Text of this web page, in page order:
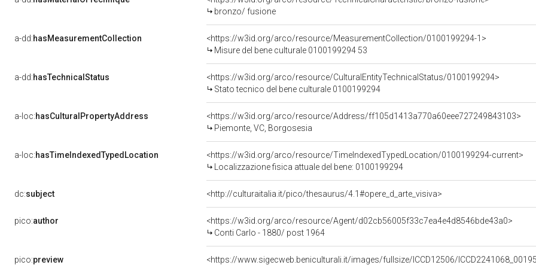
bronzo/ fusione
a-dd:hasMeasurementCollection
<https://w3id.org/arco/resource/MeasurementCollection/0100199294-1>
Misure del bene culturale 0100199294 53
a-dd:hasTechnicalStatus
<https://w3id.org/arco/resource/CulturalEntityTechnicalStatus/0100199294>
Stato tecnico del bene culturale 0100199294
a-loc:hasCulturalPropertyAddress
<https://w3id.org/arco/resource/Address/ff105d1413a770a60eee727249843103>
Piemonte, VC, Borgosesia
a-loc:hasTimeIndexedTypedLocation
<https://w3id.org/arco/resource/TimeIndexedTypedLocation/0100199294-current>
Localizzazione fisica attuale del bene: 0100199294
dc:subject <http://culturaitalia.it/pico/thesaurus/4.1#opere_d_arte_visiva>
pico:author
<https://w3id.org/arco/resource/Agent/d02cb56005f33c7ea4e4d8546bde43a0>
Conti Carlo - 1880/ post 1964
pico:preview <https://www.sigecweb.beniculturali.it/images/fullsize/ICCD12506/